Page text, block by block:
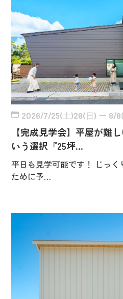
2026/7/25(土)26(日) ー 8/
【完成見学会】平屋が難
いう選択『25坪…
平日も見学可能です！ じっ
ために予…